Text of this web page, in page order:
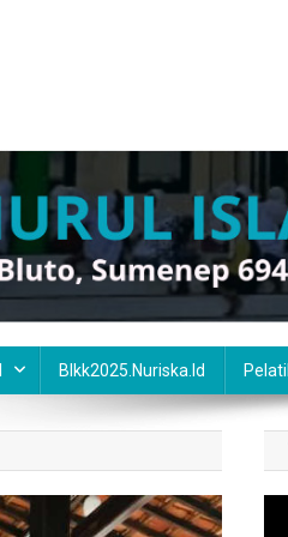
Blkk2025.nuriska.id